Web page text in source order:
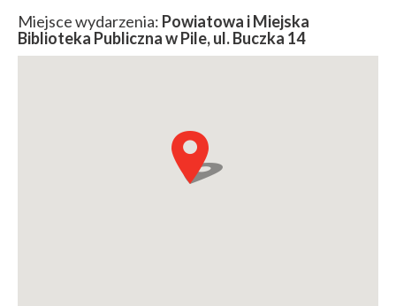
Miejsce wydarzenia: Powiatowa i Miejska
Biblioteka Publiczna w Pile, ul. Buczka 14